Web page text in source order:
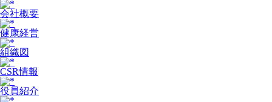
会社概要
健康経営
組織図
CSR情報
役員紹介